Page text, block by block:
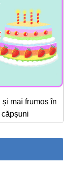
mai frumos în